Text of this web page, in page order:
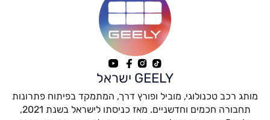
GEELY ישראל
מותג רכב טכנולוגי, מוביל ופורץ דרך, המתמקד בפיתוח פתרונות
תחבורה חכמים וחדשניים. מאז כניסתו לישראל בשנת 2021,